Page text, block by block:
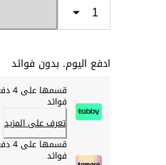
ادفع اليوم. بدون فوائد
قسمها على 4 دفعات شهرية بقيمة
فوائد
تعرف على المزيد
قسمها على 4 دفعات شهرية بقيمة
فوائد